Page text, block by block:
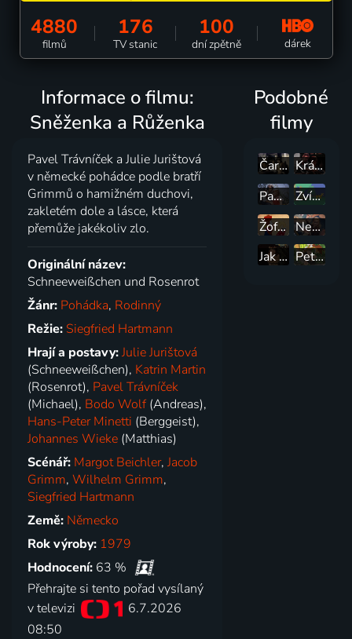
4880
filmů
176
TV stanic
100
dní zpětně dárek
Informace o filmu:
Sněženka a Růženka
Pavel Trávníček a Julie Jurištová
v německé pohádce podle bratří
Grimmů o hamižném duchovi,
zakletém dole a lásce, která
přemůže jakékoliv zlo.
Originální název:
Schneeweißchen und Rosenrot
Žánr: Pohádka, Rodinný
Režie: Siegfried Hartmann
Hrají a postavy:Julie Jurištová
(Schneeweißchen), Katrin Martin
(Rosenrot), Pavel Trávníček
(Michael), Bodo Wolf(Andreas),
Hans-Peter Minetti (Berggeist),
Johannes Wieke (Matthias)
Scénář: Margot Beichler,Jacob
Grimm,Wilhelm Grimm,
Siegfried Hartmann
Země: Německo
Rok výroby: 1979
Hodnocení: 63 %
Přehrajte si tento pořad vysílaný
v televizi
6.7.2026
08:50
Podobné
filmy
Čarovné dědictví
Kráľovská rozprávka
Panenka z vltavské tůně
Zvířáci
Žofka a její dobrodružství I.
Nezbedná pohádka
Jak dostat tatínka do polepšovny
Pettson a Fiškus 1+2